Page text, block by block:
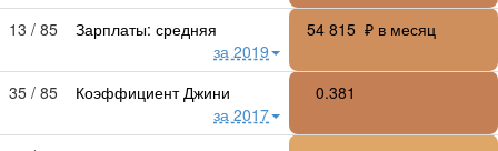
13 / 85
Зарплаты: средняя
за 2019
54 815 ₽ в месяц
35 / 85
Коэффициент Джини
за 2017
0.381